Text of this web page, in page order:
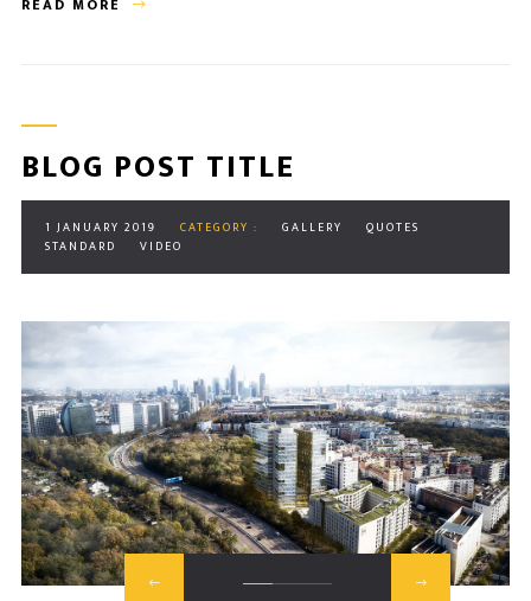
READ MORE
BLOG POST TITLE
1 JANUARY 2019 CATEGORY : GALLERY
QUOTES
STANDARD
VIDEO